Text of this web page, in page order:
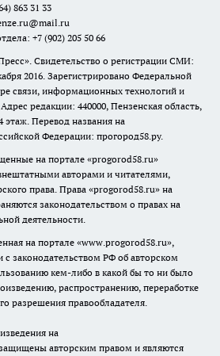
863 31 33
+7 (902) 205 50 66
Свидетельство о регистрации СМИ:
2016. Зарегистрировано Федеральной
связи, информационных технологий и
редакции: 440000, Пензенская область,
этаж. Перевод названия на
Федерации: прогород58.ру.
на портале «progorod58.ru»
авторами и читателями,
права. Права «progorod58.ru» на
законодательством о правах на
деятельности.
на портале «www.progorod58.ru»,
с законодательством РФ об авторском
кем-либо в какой бы то ни было
распространению, переработке
разрешения правообладателя.
на
авторским правом и являются